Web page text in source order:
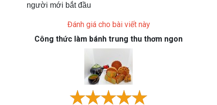
người mới bắt đầu
Đánh giá cho bài viết này
Công thức làm bánh trung thu thơm ngon